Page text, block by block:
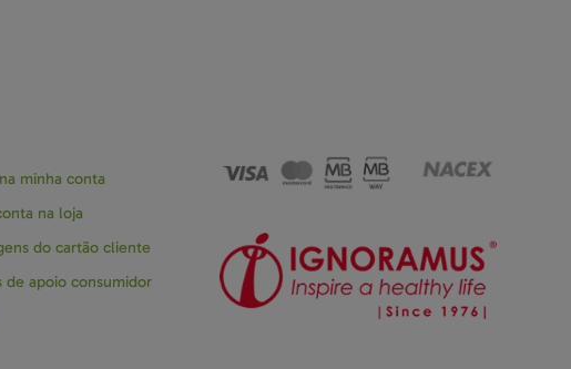
minha conta
na loja
do cartão cliente
de apoio consumidor